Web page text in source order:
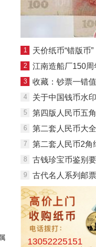
1 天价纸币“错版币”
2 江南造船厂150周
3 收藏：钞票一错
4 关于中国钱币水
5 第四版人民币五
6 第二套人民币大
7 第二套人民币2角
8 古钱珍宝币鉴别
9 古代名人系列邮
13052225151